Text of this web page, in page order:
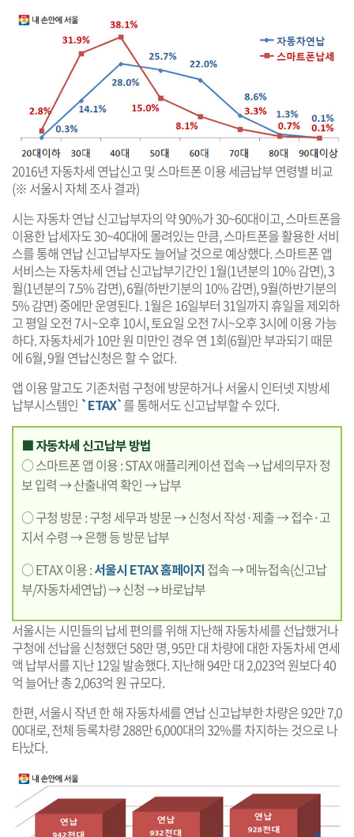
2016년 자동차세 연납신고 및 스마트폰 이용 세금납부 연령별 비교
(※ 서울시 자체 조사 결과)
시는 자동차 연납 신고납부자의 약 90%가 30~60대이고, 스마트폰을
이용한 납세자도 30~40대에 몰려있는 만큼, 스마트폰을 활용한 서비
스를 통해 연납 신고납부자도 늘어날 것으로 예상했다. 스마트폰 앱
서비스는 자동차세 연납 신고납부기간인 1월(1년분의 10% 감면), 3
월(1년분의 7.5% 감면), 6월(하반기분의 10% 감면), 9월(하반기분의
5% 감면) 중에만 운영된다. 1월은 16일부터 31일까지 휴일을 제외하
고 평일 오전 7시~오후 10시, 토요일 오전 7시~오후 3시에 이용 가능
하다. 자동차세가 10만 원 미만인 경우 연 1회(6월)만 부과되기 때문
에 6월, 9월 연납신청은 할 수 없다.
앱 이용 말고도 기존처럼 구청에 방문하거나 서울시 인터넷 지방세
납부시스템인 `ETAX`를 통해서도 신고납부할 수 있다.
■ 자동차세 신고납부 방법
○ 스마트폰 앱 이용 : STAX 애플리케이션 접속 → 납세의무자 정
보 입력 → 산출내역 확인 → 납부
○ 구청 방문 : 구청 세무과 방문 → 신청서 작성·제출 → 접수·고
지서 수령 → 은행 등 방문 납부
○ ETAX 이용 :서울시 ETAX 홈페이지 접속 → 메뉴접속(신고납
부/자동차세연납) → 신청 → 바로납부
서울시는 시민들의 납세 편의를 위해 지난해 자동차세를 선납했거나
구청에 선납을 신청했던 58만 명, 95만 대 차량에 대한 자동차세 연세
액 납부서를 지난 12일 발송했다. 지난해 94만 대 2,023억 원보다 40
억 늘어난 총 2,063억 원 규모다.
한편, 서울시 작년 한 해 자동차세를 연납 신고납부한 차량은 92만 7,0
00대로, 전체 등록차량 288만 6,000대의 32%를 차지하는 것으로 나
타났다.